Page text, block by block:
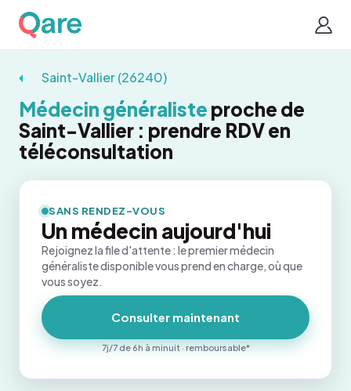
Saint-Vallier (26240)
Médecin généraliste proche de
Saint-Vallier : prendre RDV en
téléconsultation
SANS RENDEZ-VOUS
Un médecin aujourd'hui
Rejoignez la file d'attente : le premier médecin
généraliste disponible vous prend en charge, où que
vous soyez.
Consulter maintenant
7j/7 de 6h à minuit · remboursable*